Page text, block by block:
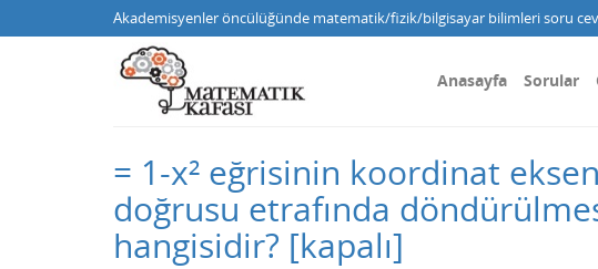
Akademisyenler öncülüğünde matematik/fizik/bilgisayar bilimleri soru
Anasayfa Sorular
= 1-x² eğrisinin koordinat
doğrusu etrafında
hangisidir? [kapalı]